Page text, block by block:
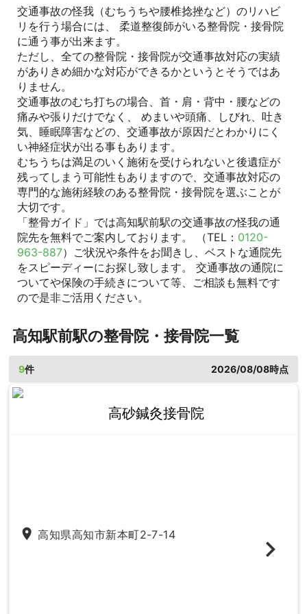
交通事故の怪我（むちうちや腰椎捻挫など）のリハビ
リを行う場合には、 柔道整復師がいる整骨院・接骨院
に通う事が出来ます。
ただし、全ての整骨院・接骨院が交通事故対応の実績
がありきめ細かな対応ができるかというとそうではあ
りません。
交通事故のむち打ちの場合、首・肩・背中・腰などの
痛みや張りだけでなく、 めまいや頭痛、しびれ、吐き
気、睡眠障害などの、交通事故が原因だとわかりにく
い神経症状が出る事もあります。
むちうちは満足のいく施術を受けられないと後遺症が
残ってしまう可能性もありますので、交通事故対応の
専門的な施術経験のある整骨院・接骨院を選ぶことが
大切です。
「整骨ガイド」では高知駅前駅の交通事故の怪我の通
院先を無料でご案内しております。 （TEL： 0120-
963-887）ご状況や条件をお聞きし、ベストな通院先
をスピーディーにお探し致します。 交通事故の通院に
ついてや保険の手続きについて等、ご相談も無料です
ので是非ご活用ください。
高知駅前駅の整骨院・接骨院一覧
9件 2026/08/08時点
高砂鍼灸接骨院
place 高知県高知市新本町2-7-14